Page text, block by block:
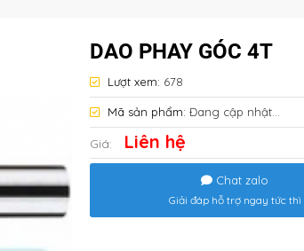
DAO PHAY GÓC 4T
Lượt xem: 678
Mã sản phẩm: Đang cập nhật...
Giá: Liên hệ
Chat zalo
Giải đáp hỗ trợ ngay tức thì